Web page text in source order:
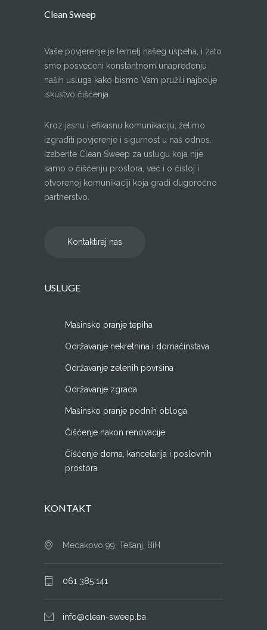
Clean Sweep
Vaše povjerenje je temelj našeg uspeha, i zato
smo posvećeni konstantnom unapređenju
naših usluga kako bismo Vam pružili najbolje
iskustvo čišćenja.
Kroz jasnu i efikasnu komunikaciju, želimo
izgraditi povjerenje i sigurnost u naš odnos.
Izaberite Clean Sweep za uslugu koja nije
samo o čišćenju prostora, već i o čistoj i
otvorenoj komunikaciji koja gradi dugoročno
partnerstvo.
Kontaktiraj nas
USLUGE
Mašinsko pranje tepiha
Održavanje nekretnina i domaćinstava
Održavanje zelenih površina
Održavanje zgrada
Mašinsko pranje podnih obloga
Čišćenje nakon renovacije
Čišćenje doma, kancelarija i poslovnih
prostora
KONTAKT
Medakovo 99, Tešanj, BiH
061 385 141
info@clean-sweep.ba